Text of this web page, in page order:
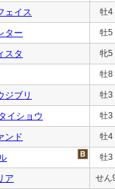
ェイス 牡4
ター 牡5
スタ 牝5
牡8
ジブリ 牡3
イショウ 牡3
ンド 牡4
牡3
ア せん